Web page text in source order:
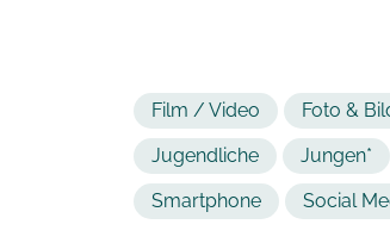
Film / Video Foto &
Jugendliche
Jungen*
Smartphone
Social